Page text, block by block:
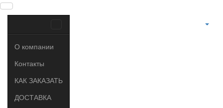
О компании
Контакты
КАК ЗАКАЗАТЬ
ДОСТАВКА